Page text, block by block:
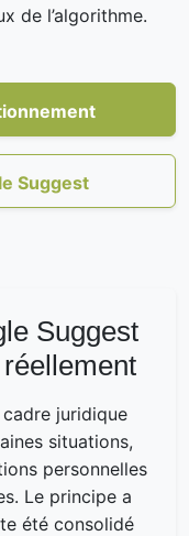
de l’algorithme.
Suggest
Suggest
cadre juridique
situations,
personnelles
Le principe a
été consolidé